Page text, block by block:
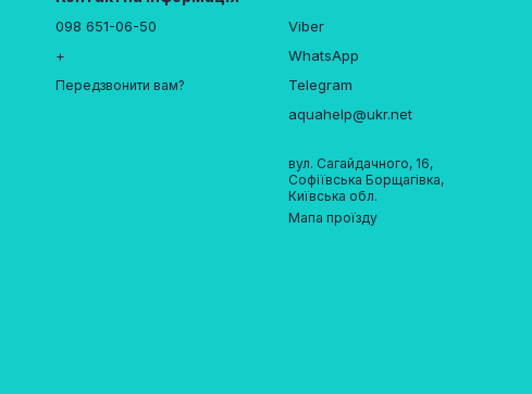
098 651-06-50
+
Передзвонити вам?
Viber
WhatsApp
Telegram
aquahelp@ukr.net
вул. Сагайдачного, 16,
Софіївська Борщагівка,
Київська обл.
Мапа проїзду